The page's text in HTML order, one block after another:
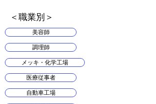
​＜職業別＞
美容師
調理師
メッキ・化学工場
医療従事者
自動車工場